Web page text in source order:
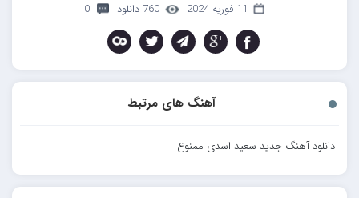
11 فوریه 2024 760 دانلود 0
آهنگ های مرتبط
دانلود آهنگ جدید سعید اسدی ممنوع